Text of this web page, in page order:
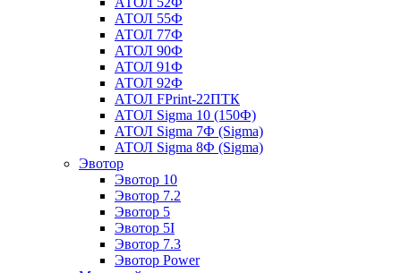
АТОЛ 55Ф
АТОЛ 77Ф
АТОЛ 90Ф
АТОЛ 91Ф
АТОЛ 92Ф
АТОЛ FPrint-22ПТК
АТОЛ Sigma 10 (150Ф)
АТОЛ Sigma 7Ф (Sigma)
АТОЛ Sigma 8Ф (Sigma)
Эвотор
Эвотор 10
Эвотор 7.2
Эвотор 5
Эвотор 5I
Эвотор 7.3
Эвотор Power